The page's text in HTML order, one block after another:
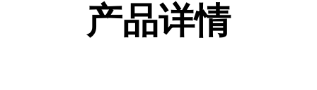
产品详情